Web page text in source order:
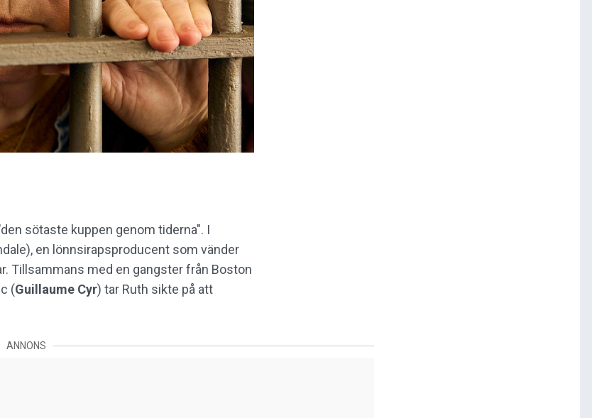
sötaste kuppen genom tiderna". I
en lönnsirapsproducent som vänder
Tillsammans med en gangster från Boston
(Guillaume Cyr) tar Ruth sikte på att
ANNONS